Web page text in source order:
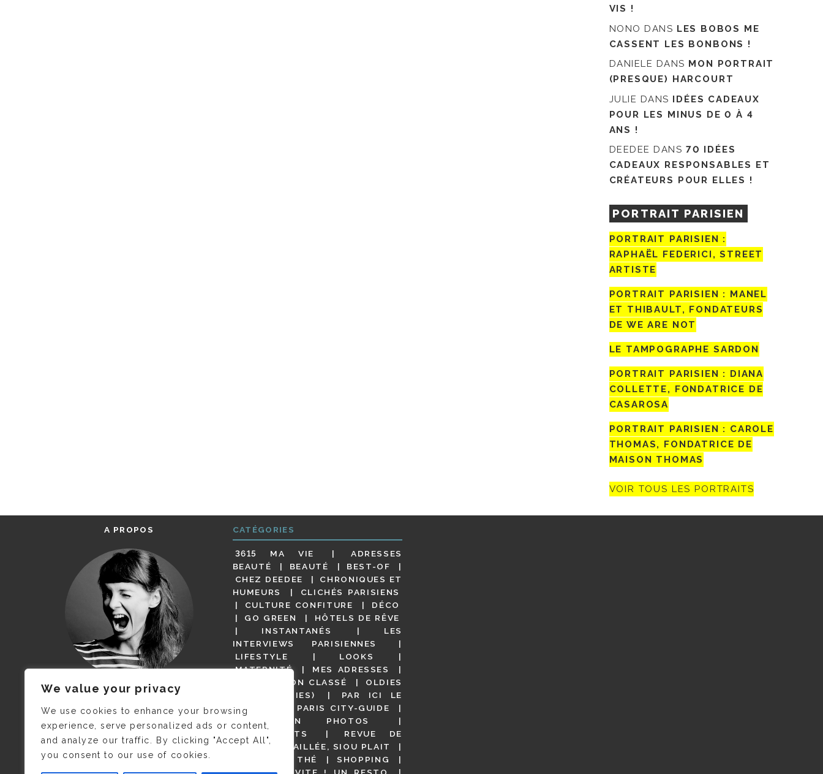
We value your privacy
We use cookies to enhance your browsing
experience, serve personalized ads or content,
and analyze our traffic. By clicking "Accept All",
you consent to our use of cookies.
VIS !
NONO DANS LES BOBOS ME
CASSENT LES BONBONS !
DANIELE DANS MON PORTRAIT
(PRESQUE) HARCOURT
JULIE DANS IDÉES CADEAUX
POUR LES MINUS DE 0 À 4
ANS !
DEEDEE DANS 70 IDÉES
CADEAUX RESPONSABLES ET
CRÉATEURS POUR ELLES !
PORTRAIT PARISIEN
PORTRAIT PARISIEN :
RAPHAËL FEDERICI, STREET
ARTISTE
PORTRAIT PARISIEN : MANEL
ET THIBAULT, FONDATEURS
DE WE ARE NOT
LE TAMPOGRAPHE SARDON
PORTRAIT PARISIEN : DIANA
COLLETTE, FONDATRICE DE
CASAROSA
PORTRAIT PARISIEN : CAROLE
THOMAS, FONDATRICE DE
MAISON THOMAS
VOIR TOUS LES PORTRAITS
A PROPOS
JE M’APPELLE DELPHINE MAIS
C’EST ©CAMILLE COLLIN QUI A
PRIS CETTE PHOTO !
CATÉGORIES
3615 MA VIE
ADRESSES
BEAUTÉ
BEAUTÉ
BEST-OF
CHEZ DEEDEE
CHRONIQUES ET
HUMEURS
CLICHÉS PARISIENS
CULTURE CONFITURE
DÉCO
GO GREEN
HÔTELS DE RÊVE
INSTANTANÉS
LES
INTERVIEWS PARISIENNES
LIFESTYLE
LOOKS
MATERNITÉ
MES ADRESSES
NON CLASSÉ
OLDIES
(BUT GOODIES)
PAR ICI LE
MAGOT !
PARIS CITY-GUIDE
PARIS EN PHOTOS
RESTAURANTS
REVUE DE
PRESSE DÉTAILLÉE, SIOU PLAIT
SALONS DE THÉ
SHOPPING
VIDÉOS
VITE ! UN RESTO